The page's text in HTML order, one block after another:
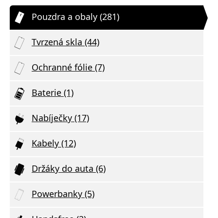
Pouzdra a obaly (281)
Tvrzená skla (44)
Ochranné fólie (7)
Baterie (1)
Nabíječky (17)
Kabely (12)
Držáky do auta (6)
Powerbanky (5)